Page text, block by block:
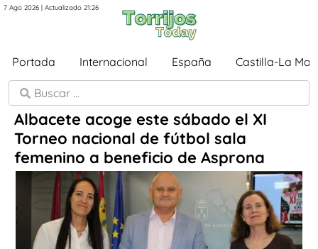
7 Ago 2026 | Actualizado 21:26
Portada Internacional España Castilla-La
Albacete acoge este sábado el XI
Torneo nacional de fútbol sala
femenino a beneficio de Asprona